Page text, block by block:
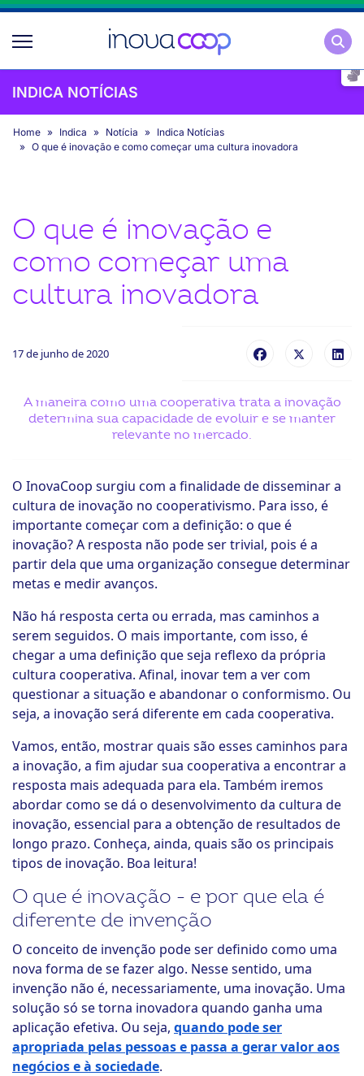
INDICA NOTÍCIAS
Home Indica Notícia
Indica Notícias
O que é inovação e como começar uma cultura inovadora
O que é inovação e
como começar uma
cultura inovadora
17 de junho de 2020
A maneira como uma cooperativa trata a inovação
determina sua capacidade de evoluir e se manter
relevante no mercado.
O InovaCoop surgiu com a finalidade de disseminar a
cultura de inovação no cooperativismo. Para isso, é
importante começar com a definição: o que é
inovação? A resposta não pode ser trivial, pois é a
partir dela que uma organização consegue determinar
metas e medir avanços.
Não há resposta certa ou errada, mas caminhos a
serem seguidos. O mais importante, com isso, é
chegar a uma definição que seja reflexo da própria
cultura cooperativa. Afinal, inovar tem a ver com
questionar a situação e abandonar o conformismo. Ou
seja, a inovação será diferente em cada cooperativa.
Vamos, então, mostrar quais são esses caminhos para
a inovação, a fim ajudar sua cooperativa a encontrar a
resposta mais adequada para ela. Também iremos
abordar como se dá o desenvolvimento da cultura de
inovação, essencial para a obtenção de resultados de
longo prazo. Conheça, ainda, quais são os principais
tipos de inovação. Boa leitura!
O que é inovação - e por que ela é
diferente de invenção
O conceito de invenção pode ser definido como uma
nova forma de se fazer algo. Nesse sentido, uma
invenção não é, necessariamente, uma inovação. Uma
solução só se torna inovadora quando ganha uma
aplicação efetiva. Ou seja, quando pode ser
apropriada pelas pessoas e passa a gerar valor aos
negócios e à sociedade.